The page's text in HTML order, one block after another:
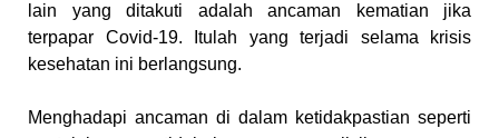
lain yang ditakuti adalah ancaman kematian jika
terpapar Covid-19. Itulah yang terjadi selama krisis
kesehatan ini berlangsung.
Menghadapi ancaman di dalam ketidakpastian seperti